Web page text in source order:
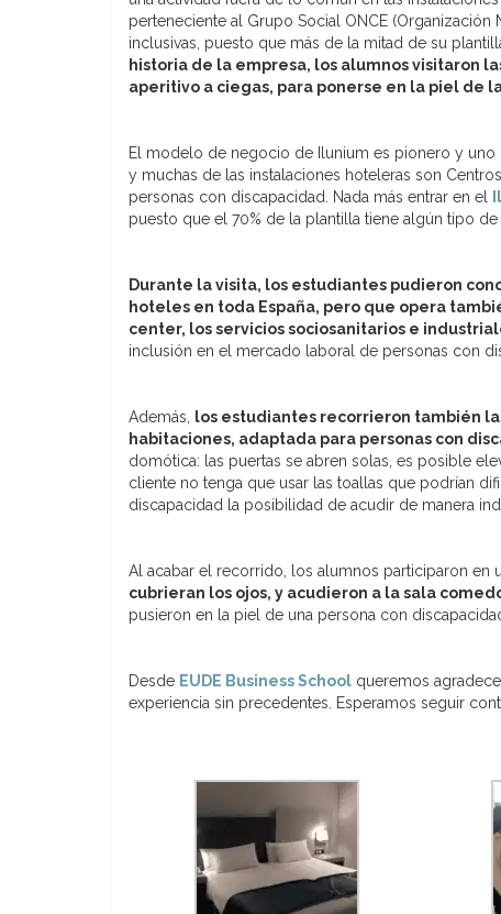
perteneciente al Grupo Social ONCE (Organización
inclusivas, puesto que más de la mitad de su
historia de la empresa, los alumnos visitaron
aperitivo a ciegas, para ponerse en la piel de
El modelo de negocio de Ilunium es pionero y uno
y muchas de las instalaciones hoteleras son
personas con discapacidad. Nada más entrar en el
puesto que el 70% de la plantilla tiene algún tipo de
Durante la visita, los estudiantes pudieron
hoteles en toda España, pero que opera
center, los servicios sociosanitarios e
inclusión en el mercado laboral de personas con
Además,
los estudiantes recorrieron también
habitaciones, adaptada para personas con
domótica: las puertas se abren solas, es posible
cliente no tenga que usar las toallas que podrían
discapacidad la posibilidad de acudir de manera
Al acabar el recorrido, los alumnos participaron en
cubrieran los ojos, y acudieron a la sala
pusieron en la piel de una persona con discapacidad
Desde EUDE Business School queremos
experiencia sin precedentes. Esperamos seguir